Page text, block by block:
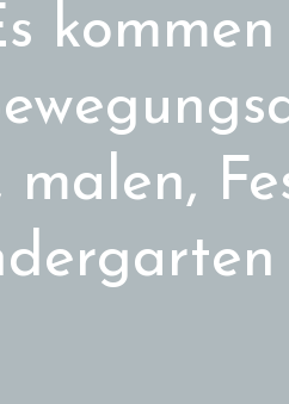
malen,